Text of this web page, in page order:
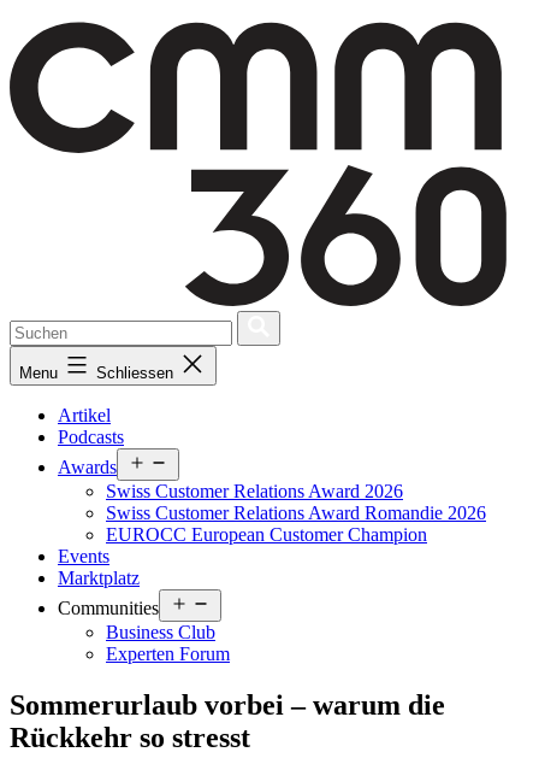
content
Menu Schliessen
Artikel
Podcasts
Awards
menu
Swiss Customer Relations Award 2026
Swiss Customer Relations Award Romandie 2026
EUROCC European Customer Champion
Events
Marktplatz
Communities
menu
Business Club
Experten Forum
Sommerurlaub vorbei – warum die
Rückkehr so stresst